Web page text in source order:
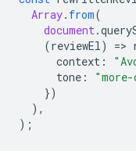
Array. from(
document.
(reviewEl) =>
context :
tone :
})
),
);